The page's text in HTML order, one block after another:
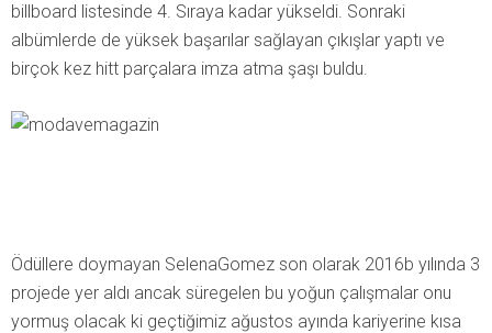
billboard listesinde 4. Sıraya kadar yükseldi. Sonraki
albümlerde de yüksek başarılar sağlayan çıkışlar yaptı ve
birçok kez hitt parçalara imza atma şaşı buldu.
Ödüllere doymayan SelenaGomez son olarak 2016b yılında 3
projede yer aldı ancak süregelen bu yoğun çalışmalar onu
yormuş olacak ki geçtiğimiz ağustos ayında kariyerine kısa